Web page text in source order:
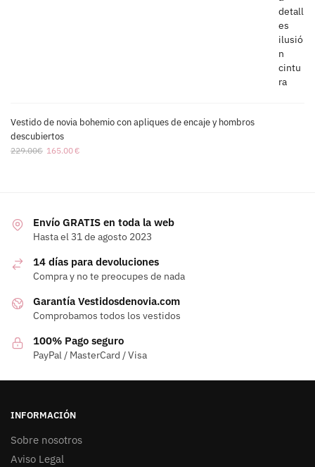
Vestido de novia bohemio con apliques de encaje y hombros
descubiertos
229.00€ 165.00€
Envío GRATIS en toda la web
Hasta el 31 de agosto 2023
14 días para devoluciones
Compra y no te preocupes de nada
Garantía Vestidosdenovia.com
Comprobamos todos los vestidos
100% Pago seguro
PayPal / MasterCard / Visa
INFORMACIÓN
Sobre nosotros
Aviso Legal